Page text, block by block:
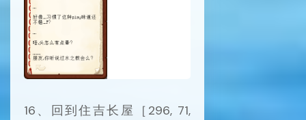
16、回到住吉长屋［296, 71,